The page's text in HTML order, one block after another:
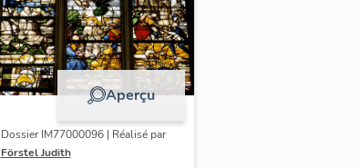
Aperçu
Dossier IM77000096 | Réalisé par
Förstel Judith